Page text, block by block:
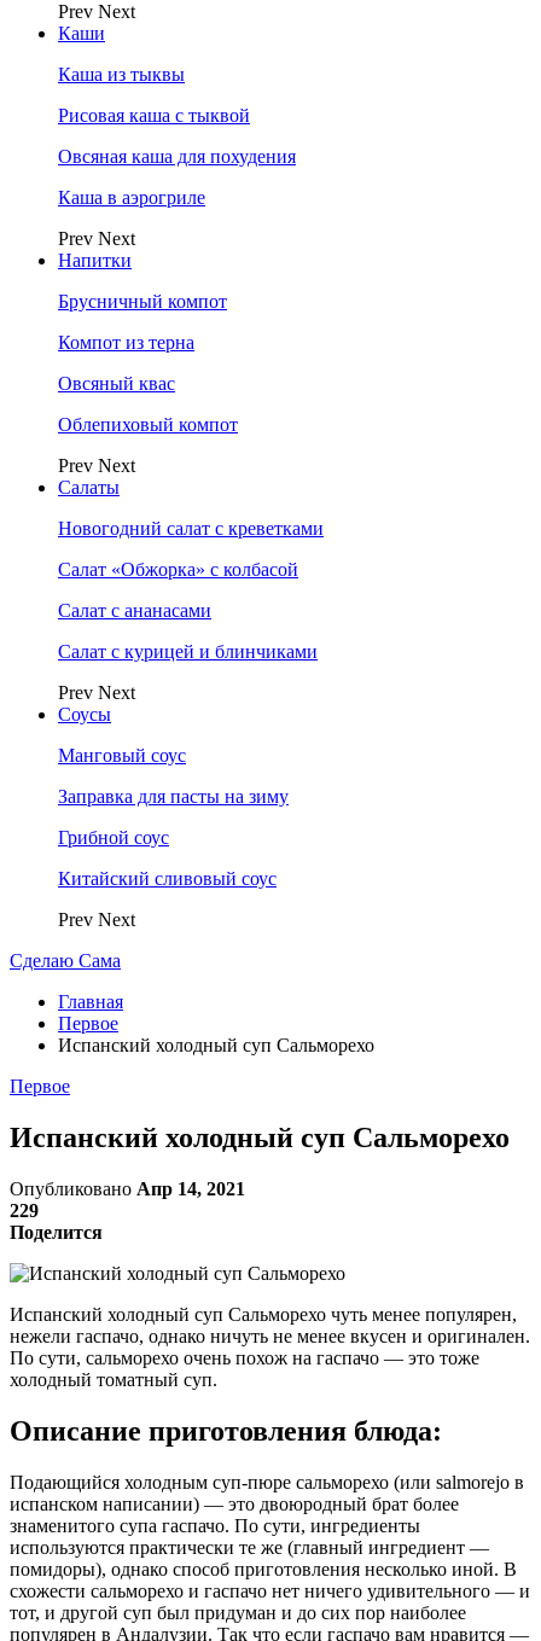
Prev Next
Каши
Каша из тыквы
Рисовая каша с тыквой
Овсяная каша для похудения
Каша в аэрогриле
Prev Next
Напитки
Брусничный компот
Компот из терна
Овсяный квас
Облепиховый компот
Prev Next
Салаты
Новогодний салат с креветками
Салат «Обжорка» с колбасой
Салат с ананасами
Салат с курицей и блинчиками
Prev Next
Соусы
Манговый соус
Заправка для пасты на зиму
Грибной соус
Китайский сливовый соус
Prev Next
Сделаю Сама
Главная
Первое
Испанский холодный суп Сальморехо
Первое
Испанский холодный суп Сальморехо
Опубликовано Апр 14, 2021
229
Поделится
Испанский холодный суп Сальморехо чуть менее популярен,
нежели гаспачо, однако ничуть не менее вкусен и оригинален.
По сути, сальморехо очень похож на гаспачо — это тоже
холодный томатный суп.
Описание приготовления блюда:
Подающийся холодным суп-пюре сальморехо (или salmorejo в
испанском написании) — это двоюродный брат более
знаменитого супа гаспачо. По сути, ингредиенты
используются практически те же (главный ингредиент —
помидоры), однако способ приготовления несколько иной. В
схожести сальморехо и гаспачо нет ничего удивительного — и
тот, и другой суп был придуман и до сих пор наиболее
популярен в Андалузии. Так что если гаспачо вам нравится —